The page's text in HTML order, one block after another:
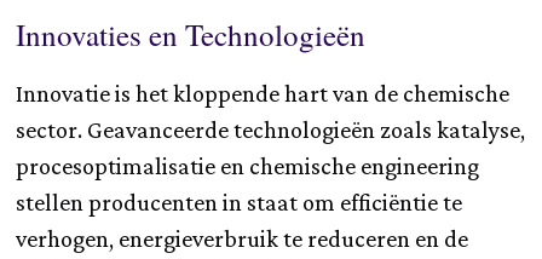
Innovaties en Technologieën
Innovatie is het kloppende hart van de chemische
sector. Geavanceerde technologieën zoals katalyse,
procesoptimalisatie en chemische engineering
stellen producenten in staat om efficiëntie te
verhogen, energieverbruik te reduceren en de